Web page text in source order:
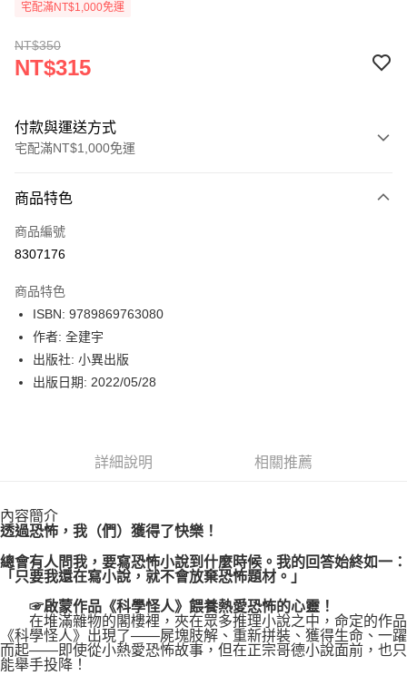
宅配滿NT$1,000免運
NT$350
NT$315
付款與運送方式
宅配滿NT$1,000免運
icash Pay
信用卡一次付款
LINE Pay
Apple Pay
街口支付
博客來商品配送方式
每筆NT$80，滿NT$1,000(含以上)免運費
商品特色
商品編號
8307176
商品特色
ISBN: 9789869763080
作者: 全建宇
出版社: 小異出版
出版日期: 2022/05/28
詳細說明 相關推薦
內容簡介
透過恐怖，我（們）獲得了快樂！
總會有人問我，要寫恐怖小說到什麼時候。我的回答始終如一：
「只要我還在寫小說，就不會放棄恐怖題材。」
☞啟蒙作品《科學怪人》餵養熱愛恐怖的心靈！
在堆滿雜物的閣樓裡，夾在眾多推理小說之中，命定的作品
《科學怪人》出現了――屍塊肢解、重新拼裝、獲得生命、一躍
而起――即使從小熱愛恐怖故事，但在正宗哥德小說面前，也只
能舉手投降！